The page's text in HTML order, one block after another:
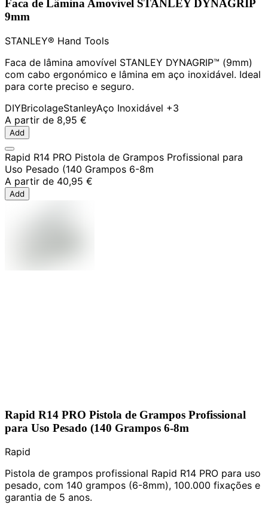
Faca de Lâmina Amovível STANLEY DYNAGRIP
9mm
STANLEY® Hand Tools
Faca de lâmina amovível STANLEY DYNAGRIP™ (9mm)
com cabo ergonómico e lâmina em aço inoxidável. Ideal
para corte preciso e seguro.
DIYBricolageStanleyAço Inoxidável +3
A partir de 8,95 €
Add
Rapid R14 PRO Pistola de Grampos Profissional para
Uso Pesado (140 Grampos 6-8m
A partir de 40,95 €
Add
Rapid R14 PRO Pistola de Grampos Profissional
para Uso Pesado (140 Grampos 6-8m
Rapid
Pistola de grampos profissional Rapid R14 PRO para uso
pesado, com 140 grampos (6-8mm), 100.000 fixações e
garantia de 5 anos.